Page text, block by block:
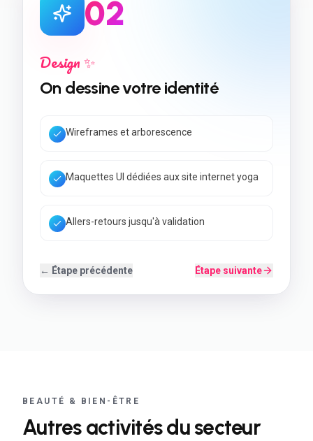
02
Design ✨
On dessine votre identité
Wireframes et arborescence
Maquettes UI dédiées aux site internet yoga
Allers-retours jusqu'à validation
← Étape précédente Étape suivante
BEAUTÉ & BIEN-ÊTRE
Autres activités du secteur